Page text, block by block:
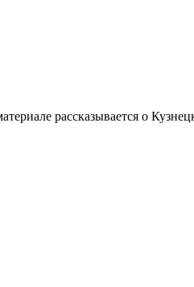
рассказывается о